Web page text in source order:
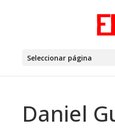
Seleccionar página
Daniel